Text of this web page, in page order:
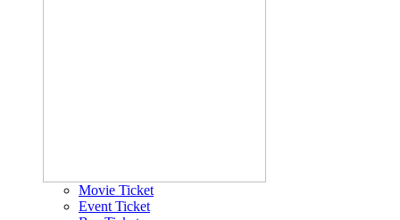
Movie Ticket
Event Ticket